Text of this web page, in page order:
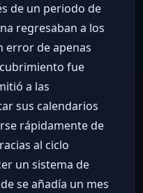
de un periodo de
regresaban a los
error de apenas
fue
a las
sus calendarios
rápidamente de
al ciclo
un sistema de
se añadía un mes